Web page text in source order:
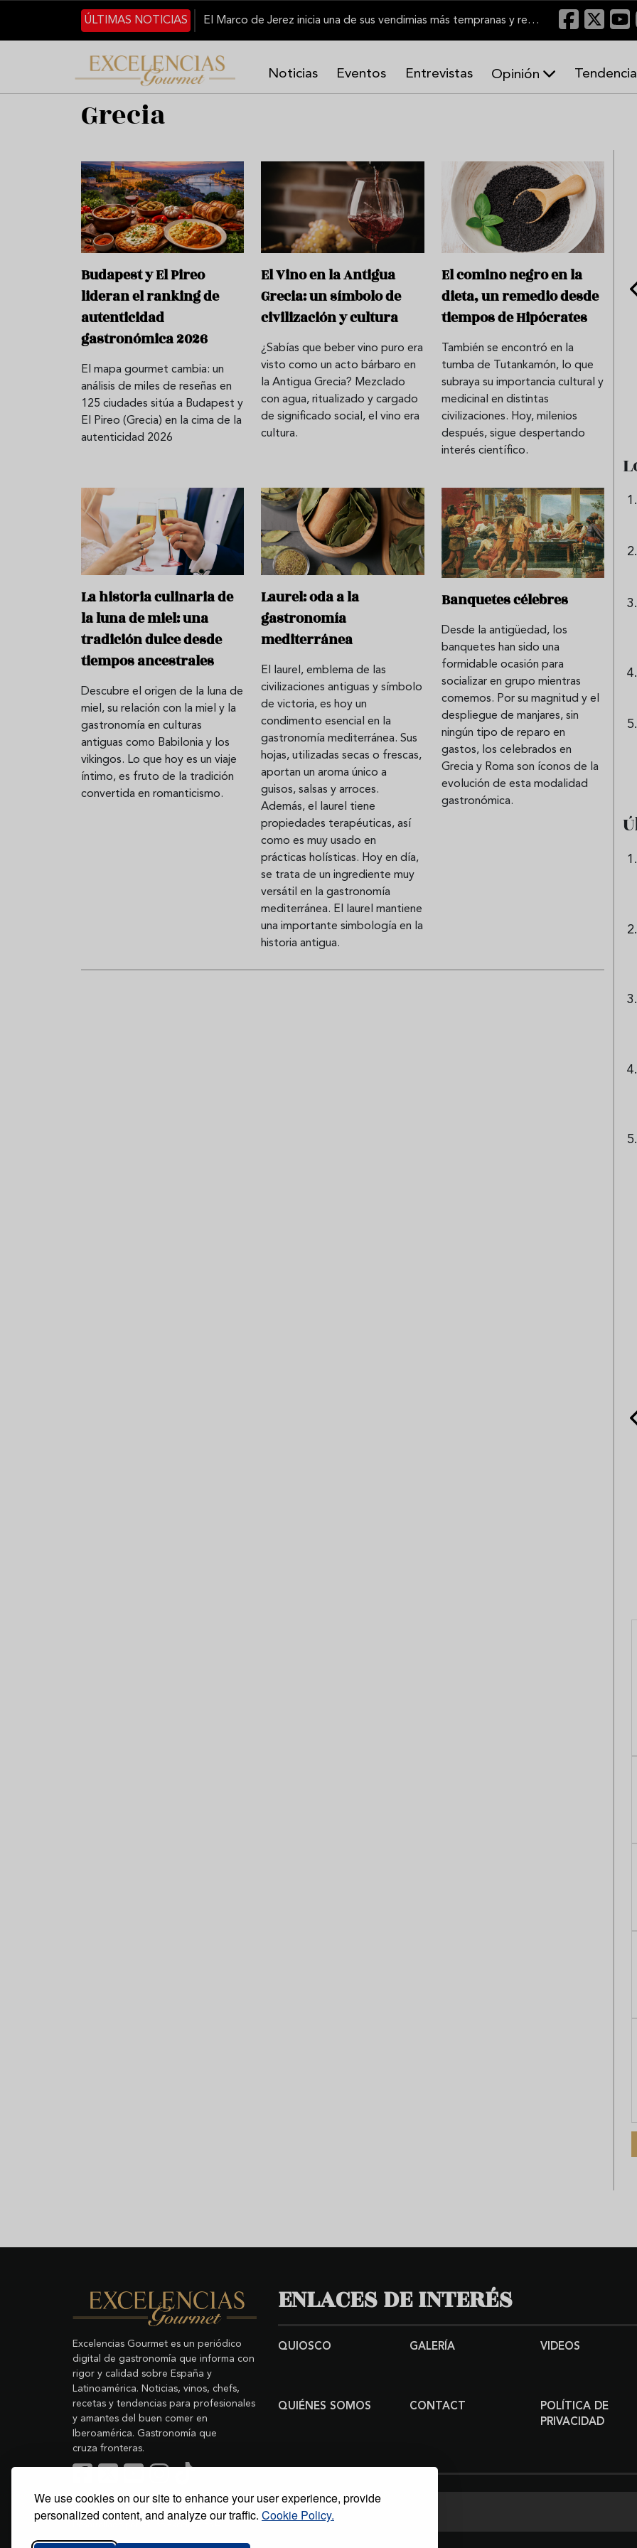
We use cookies on our site to enhance your user experience, provide
personalized content, and analyze our traffic. Cookie Policy.
Skip to main content
ÚLTIMAS NOTICIAS
El Marco de Jerez inicia una de sus vendimias más tempranas y recupera producción
Noticias Eventos Entrevistas Opinión
n
í
a
s
Grecia
Budapest y El Pireo
lideran el ranking de
autenticidad
gastronómica 2026
El mapa gourmet cambia: un
análisis de miles de reseñas en
125 ciudades sitúa a Budapest y
El Pireo (Grecia) en la cima de la
autenticidad 2026
El Vino en la Antigua
Grecia: un símbolo de
civilización y cultura
¿Sabías que beber vino puro era
visto como un acto bárbaro en
la Antigua Grecia? Mezclado
con agua, ritualizado y cargado
de significado social, el vino era
cultura.
El comino negro en la
dieta, un remedio desde
tiempos de Hipócrates
También se encontró en la
tumba de Tutankamón, lo que
subraya su importancia cultural y
medicinal en distintas
civilizaciones. Hoy, milenios
después, sigue despertando
interés científico.
La historia culinaria de
la luna de miel: una
tradición dulce desde
tiempos ancestrales
Descubre el origen de la luna de
miel, su relación con la miel y la
gastronomía en culturas
antiguas como Babilonia y los
vikingos. Lo que hoy es un viaje
íntimo, es fruto de la tradición
convertida en romanticismo.
Laurel: oda a la
gastronomía
mediterránea
El laurel, emblema de las
civilizaciones antiguas y símbolo
de victoria, es hoy un
condimento esencial en la
gastronomía mediterránea. Sus
hojas, utilizadas secas o frescas,
aportan un aroma único a
guisos, salsas y arroces.
Además, el laurel tiene
propiedades terapéuticas, así
como es muy usado en
prácticas holísticas. Hoy en día,
se trata de un ingrediente muy
versátil en la gastronomía
mediterránea. El laurel mantiene
una importante simbología en la
historia antigua.
Banquetes célebres
Desde la antigüedad, los
banquetes han sido una
formidable ocasión para
socializar en grupo mientras
comemos. Por su magnitud y el
despliegue de manjares, sin
ningún tipo de reparo en
gastos, los celebrados en
Grecia y Roma son íconos de la
evolución de esta modalidad
gastronómica.
Aceitunas: el aperitivo estrella
del verano
Sopa fría de sandía: el plato
que querrás repetir todo el
verano
Cinco cremas frías de verduras
que querrás repetir todo agosto
Excelencias Gourmet es un periódico
digital de gastronomía que informa con
rigor y calidad sobre España y
Latinoamérica. Noticias, vinos, chefs,
recetas y tendencias para profesionales
y amantes del buen comer en
Iberoamérica. Gastronomía que
cruza fronteras.
Copyright © 2011-2026 Excelencias Gourmet.
Todos los derechos reservados.
Grupo Excelencias
ENLACES DE INTERÉS
QUIOSCO GALERÍA VIDEOS
QUIÉNES SOMOS CONTACT
POLÍTICA DE
PRIVACIDAD
Search